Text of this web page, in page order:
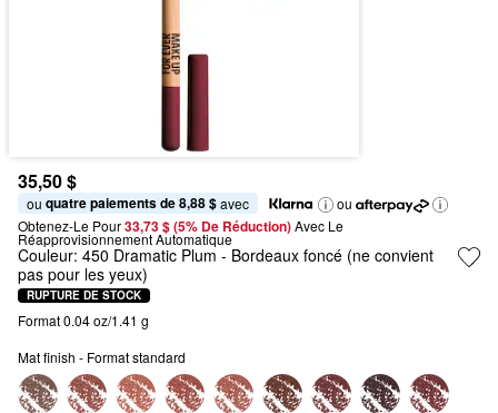
35,50 $
ou quatre paiements de 8,88 $ avec
ou
Obtenez-Le Pour33,73 $ (5% De Réduction) Avec Le
Réapprovisionnement Automatique
Couleur: 450 Dramatic Plum - Bordeaux foncé (ne convient
pas pour les yeux)
RUPTURE DE STOCK
Format 0.04 oz/1.41 g
Mat finish - Format standard